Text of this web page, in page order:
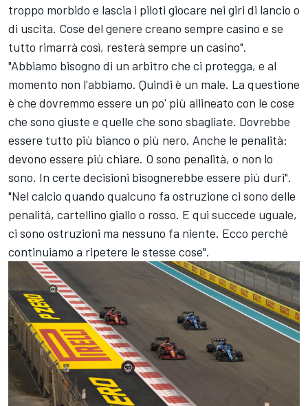
troppo morbido e lascia i piloti giocare nei giri di lancio o
di uscita. Cose del genere creano sempre casino e se
tutto rimarrà così, resterà sempre un casino".
"Abbiamo bisogno di un arbitro che ci protegga, e al
momento non l'abbiamo. Quindi è un male. La questione
è che dovremmo essere un po' più allineato con le cose
che sono giuste e quelle che sono sbagliate. Dovrebbe
essere tutto più bianco o più nero. Anche le penalità:
devono essere più chiare. O sono penalità, o non lo
sono. In certe decisioni bisognerebbe essere più duri".
"Nel calcio quando qualcuno fa ostruzione ci sono delle
penalità, cartellino giallo o rosso. E qui succede uguale,
ci sono ostruzioni ma nessuno fa niente. Ecco perché
continuiamo a ripetere le stesse cose".